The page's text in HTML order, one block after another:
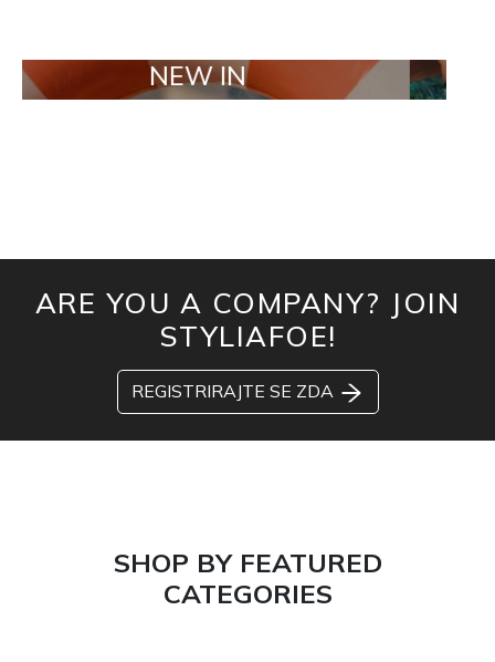
NEW IN TAILOR
ARE YOU A COMPANY? JOIN
STYLIAFOE!
REGISTRIRAJTE SE ZDA
SHOP BY FEATURED
CATEGORIES